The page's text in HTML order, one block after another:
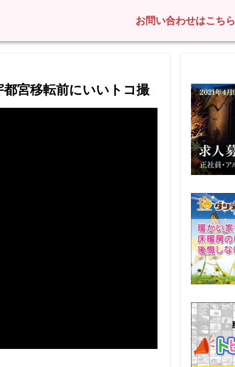
お問い合わせはこちら
宮移転前にいいトコ撮